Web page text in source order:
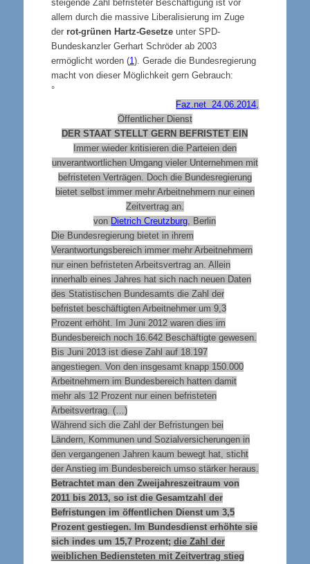
steigende Zahl befristeter Beschäftigung ist vor
allem durch die massive Liberalisierung im Zuge
der rot-grünen Hartz-Gesetzeunter SPD-
Bundeskanzler Gerhart Schröder ab 2003
ermöglicht worden (1). Gerade die Bundesregierung
macht von dieser Möglichkeit gern Gebrauch:
°
Faz.net 24.06.2014,
Öffentlicher Dienst
DER STAAT STELLT GERN BEFRISTET EIN
Immer wieder kritisieren die Parteien den
unverantwortlichen Umgang vieler Unternehmen mit
befristeten Verträgen. Doch die Bundesregierung
bietet selbst immer mehr Arbeitnehmern nur einen
Zeitvertrag an.
von Dietrich Creutzburg , Berlin
Die Bundesregierung bietet in ihrem
Verantwortungsbereich immer mehr Arbeitnehmern
nur einen befristeten Arbeitsvertrag an. Allein
innerhalb eines Jahres hat sich nach neuen Daten
des Statistischen Bundesamts die Zahl der
befristet beschäftigten Arbeitnehmer um 9,3
Prozent erhöht. Im Juni 2012 waren dies im
Bundesbereich noch 16.642 Beschäftigte gewesen.
Bis Juni 2013 ist diese Zahl auf 18.197
angestiegen. Von den insgesamt knapp 150.000
Arbeitnehmern im Bundesbereich hatten damit
mehr als 12 Prozent nur einen befristeten
Arbeitsvertrag. (…)
Während sich die Zahl der Befristungen bei
Ländern, Kommunen und Sozialversicherungen in
den vergangenen Jahren kaum bewegt hat, sticht
der Anstieg im Bundesbereich umso stärker heraus.
Betrachtet man den Zweijahreszeitraum von
2011 bis 2013, so ist die Gesamtzahl der
Befristungen im öffentlichen Dienst um 3,5
Prozent gestiegen. Im Bundesdienst erhöhte sie
sich indes um 15,7 Prozent; die Zahl der
weiblichen Bediensteten mit Zeitvertrag stieg